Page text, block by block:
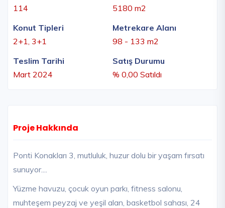
114
5180 m2
Konut Tipleri
2+1, 3+1
Metrekare Alanı
98 - 133 m2
Teslim Tarihi
Mart 2024
Satış Durumu
% 0,00 Satıldı
Proje Hakkında
Ponti Konakları 3, mutluluk, huzur dolu bir yaşam fırsatı
sunuyor....
Yüzme havuzu, çocuk oyun parkı, fitness salonu,
muhteşem peyzaj ve yeşil alan, basketbol sahası, 24